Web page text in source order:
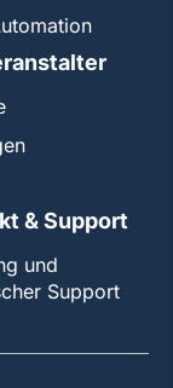
& Support
und
Support